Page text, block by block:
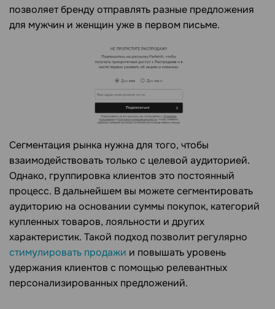
позволяет бренду отправлять разные предложения
для мужчин и женщин уже в первом письме.
Сегментация рынка нужна для того, чтобы
взаимодействовать только с целевой аудиторией.
Однако, группировка клиентов это постоянный
процесс. В дальнейшем вы можете сегментировать
аудиторию на основании суммы покупок, категорий
купленных товаров, лояльности и других
характеристик. Такой подход позволит регулярно
стимулировать продажи и повышать уровень
удержания клиентов с помощью релевантных
персонализированных предложений.